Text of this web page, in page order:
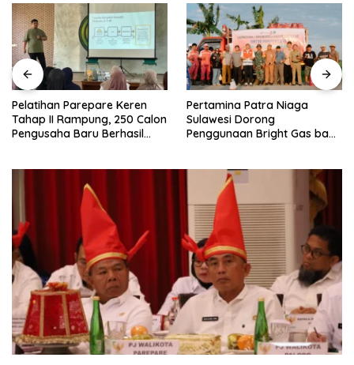
Pelatihan Parepare Keren
Tahap II Rampung, 250 Calon
Pengusaha Baru Berhasil
Pertamina Patra Niaga
Sulawesi Dorong
Penggunaan Bright Gas bagi